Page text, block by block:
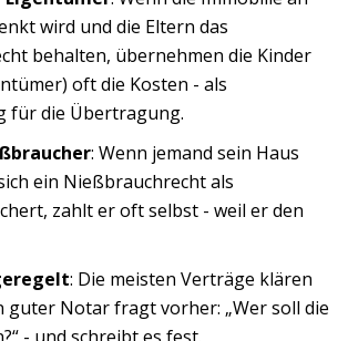
wird und die Eltern das
behalten, übernehmen die Kinder
oft die Kosten - als
für die Übertragung.
: Wenn jemand sein Haus
ein Nießbrauchrecht als
zahlt er oft selbst - weil er den
: Die meisten Verträge klären
guter Notar fragt vorher: „Wer soll die